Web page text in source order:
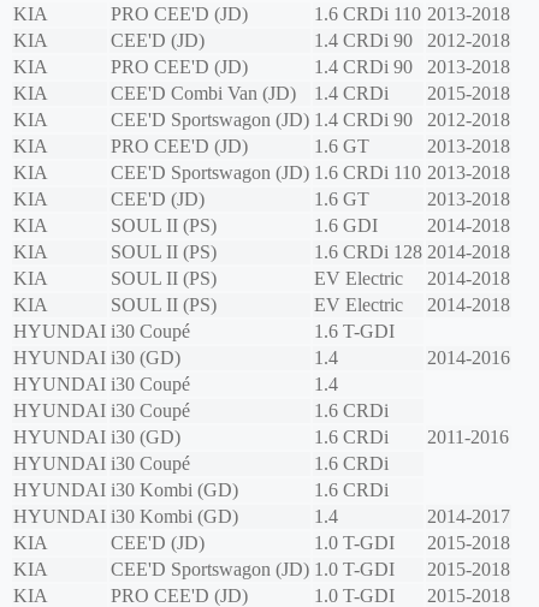
KIA
PRO CEE'D (JD) 1.6 CRDi 110 2013-2018
KIA
CEE'D (JD) 1.4 CRDi 90
2012-2018
KIA
PRO CEE'D (JD) 1.4 CRDi 90
2013-2018
KIA
CEE'D Combi Van (JD) 1.4 CRDi
2015-2018
KIA
CEE'D Sportswagon (JD) 1.4 CRDi 90
2012-2018
KIA
PRO CEE'D (JD) 1.6 GT
2013-2018
KIA
CEE'D Sportswagon (JD) 1.6 CRDi 110 2013-2018
KIA
CEE'D (JD) 1.6 GT
2013-2018
KIA
SOUL II (PS) 1.6 GDI
2014-2018
KIA
SOUL II (PS) 1.6 CRDi 128 2014-2018
KIA
SOUL II (PS) EV Electric
2014-2018
KIA
SOUL II (PS) EV Electric
2014-2018
HYUNDAI i30 Coupé
1.6 T-GDI
HYUNDAI i30 (GD) 1.4
2014-2016
HYUNDAI i30 Coupé
1.4
HYUNDAI i30 Coupé
1.6 CRDi
HYUNDAI i30 (GD) 1.6 CRDi
2011-2016
HYUNDAI i30 Coupé
1.6 CRDi
HYUNDAI i30 Kombi (GD)
1.6 CRDi
HYUNDAI i30 Kombi (GD) 1.4
2014-2017
KIA
CEE'D (JD) 1.0 T-GDI
2015-2018
KIA
CEE'D Sportswagon (JD) 1.0 T-GDI
2015-2018
KIA
PRO CEE'D (JD) 1.0 T-GDI
2015-2018